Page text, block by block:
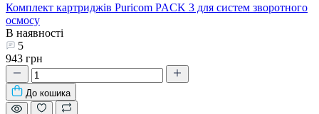
Комплект картриджів Puricom PACK 3 для систем зворотного
осмосу
В наявності
5
943 грн
До кошика